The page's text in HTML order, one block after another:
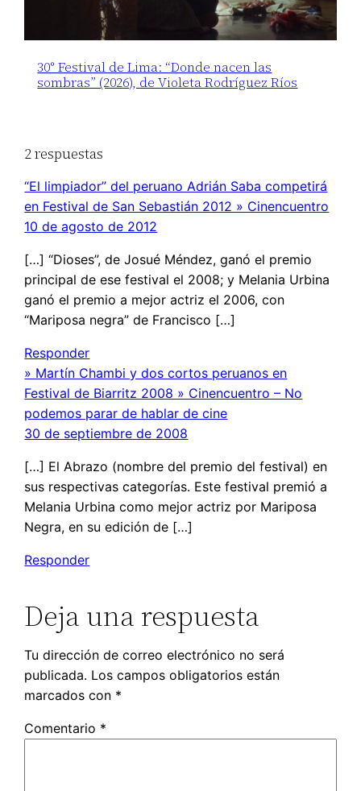
30° Festival de Lima: “Donde nacen las
sombras” (2026), de Violeta Rodríguez Ríos
2 respuestas
“El limpiador” del peruano Adrián Saba competirá
en Festival de San Sebastián 2012 » Cinencuentro
10 de agosto de 2012
[…] “Dioses”, de Josué Méndez, ganó el premio
principal de ese festival el 2008; y Melania Urbina
ganó el premio a mejor actriz el 2006, con
“Mariposa negra” de Francisco […]
Responder
» Martín Chambi y dos cortos peruanos en
Festival de Biarritz 2008 » Cinencuentro – No
podemos parar de hablar de cine
30 de septiembre de 2008
[…] El Abrazo (nombre del premio del festival) en
sus respectivas categorías. Este festival premió a
Melania Urbina como mejor actriz por Mariposa
Negra, en su edición de […]
Responder
Deja una respuesta
Tu dirección de correo electrónico no será
publicada. Los campos obligatorios están
marcados con *
Comentario *